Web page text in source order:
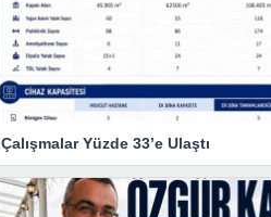
Çalışmalar Yüzde 33’e Ulaştı